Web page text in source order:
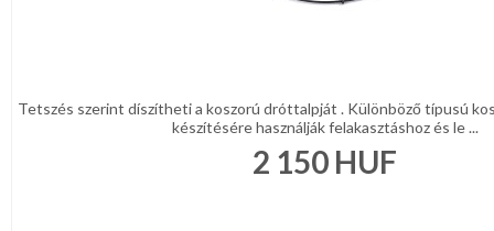
Tetszés szerint díszítheti a koszorú dróttalpját . Különböző típusú
készítésére használják felakasztáshoz és le ...
2 150 HUF